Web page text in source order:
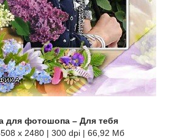
для фотошопа – Для тебя
x 2480 | 300 dpi | 66,92 Мб